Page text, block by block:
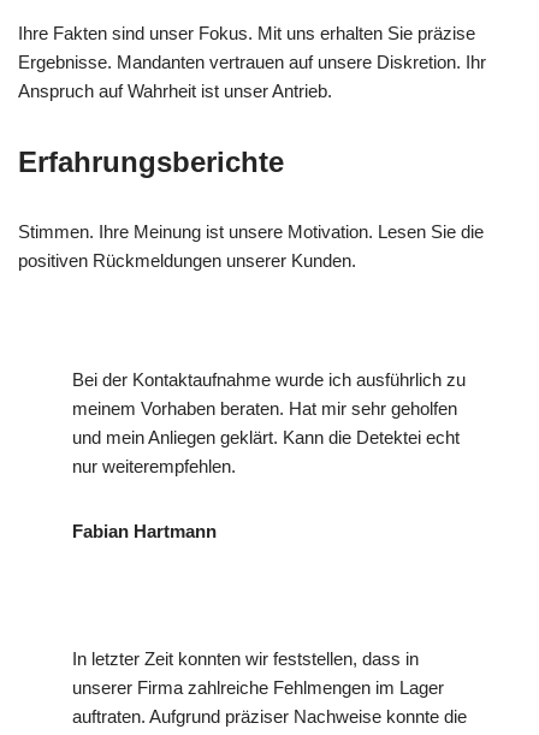
Ihre Fakten sind unser Fokus. Mit uns erhalten Sie präzise
Ergebnisse. Mandanten vertrauen auf unsere Diskretion. Ihr
Anspruch auf Wahrheit ist unser Antrieb.
Erfahrungsberichte
Stimmen. Ihre Meinung ist unsere Motivation. Lesen Sie die
positiven Rückmeldungen unserer Kunden.
Bei der Kontaktaufnahme wurde ich ausführlich zu
meinem Vorhaben beraten. Hat mir sehr geholfen
und mein Anliegen geklärt. Kann die Detektei echt
nur weiterempfehlen.
Fabian Hartmann
In letzter Zeit konnten wir feststellen, dass in
unserer Firma zahlreiche Fehlmengen im Lager
auftraten. Aufgrund präziser Nachweise konnte die